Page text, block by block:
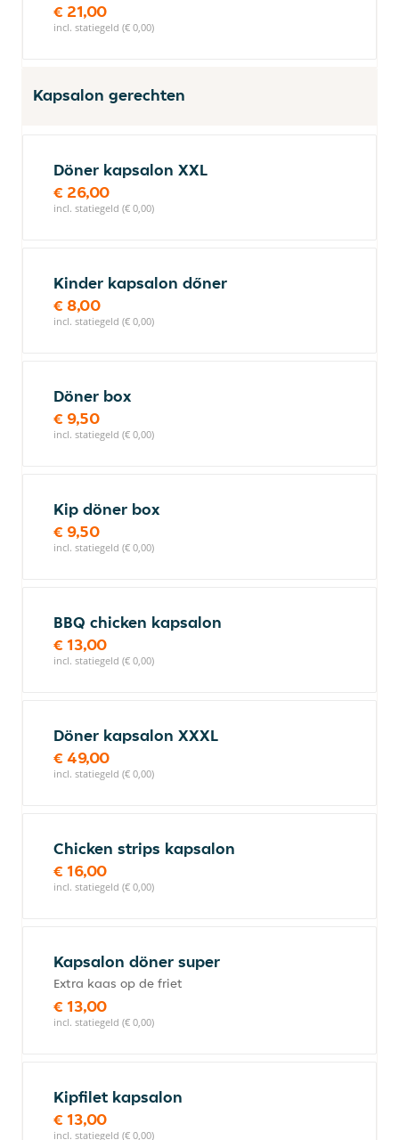
€ 21,00
incl. statiegeld (€ 0,00)
Kapsalon gerechten
Döner kapsalon XXL
€ 26,00
incl. statiegeld (€ 0,00)
Kinder kapsalon dőner
€ 8,00
incl. statiegeld (€ 0,00)
Döner box
€ 9,50
incl. statiegeld (€ 0,00)
Kip döner box
€ 9,50
incl. statiegeld (€ 0,00)
BBQ chicken kapsalon
€ 13,00
incl. statiegeld (€ 0,00)
Döner kapsalon XXXL
€ 49,00
incl. statiegeld (€ 0,00)
Chicken strips kapsalon
€ 16,00
incl. statiegeld (€ 0,00)
Kapsalon döner super
Extra kaas op de friet
€ 13,00
incl. statiegeld (€ 0,00)
Kipfilet kapsalon
€ 13,00
incl. statiegeld (€ 0,00)